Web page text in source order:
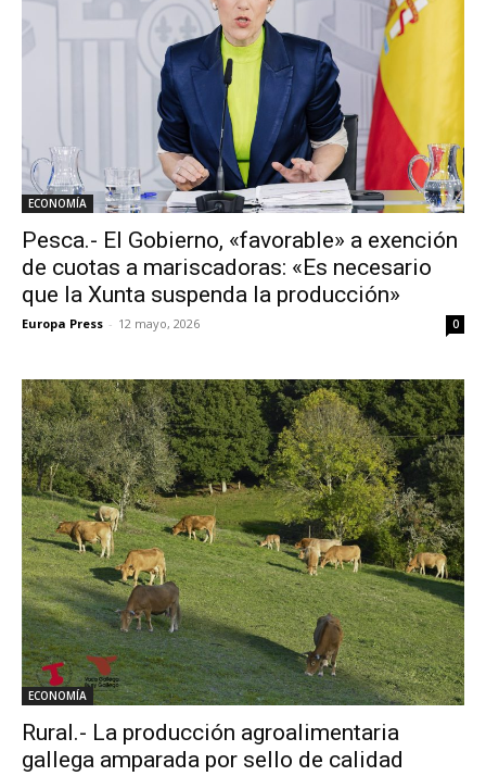
ECONOMÍA
Pesca.- El Gobierno, «favorable» a exención
de cuotas a mariscadoras: «Es necesario
que la Xunta suspenda la producción»
Europa Press - 12 mayo, 2026 0
ECONOMÍA
Rural.- La producción agroalimentaria
gallega amparada por sello de calidad